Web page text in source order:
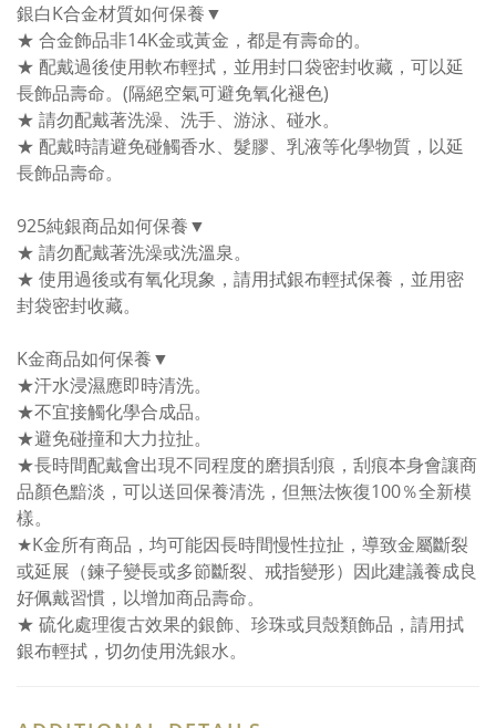
銀白K合金材質如何保養▼
★ 合金飾品非14K金或黃金，都是有壽命的。
★ 配戴過後使用軟布輕拭，並用封口袋密封收藏，可以延
長飾品壽命。(隔絕空氣可避免氧化褪色)
★ 請勿配戴著洗澡、洗手、游泳、碰水。
★ 配戴時請避免碰觸香水、髮膠、乳液等化學物質，以延
長飾品壽命。
925純銀商品如何保養▼
★ 請勿配戴著洗澡或洗溫泉。
★ 使用過後或有氧化現象，請用拭銀布輕拭保養，並用密
封袋密封收藏。
K金商品如何保養▼
★汗水浸濕應即時清洗。
★不宜接觸化學合成品。
★避免碰撞和大力拉扯。
★長時間配戴會出現不同程度的磨損刮痕，刮痕本身會讓商
品顏色黯淡，可以送回保養清洗，但無法恢復100％全新模
樣。
★K金所有商品，均可能因長時間慢性拉扯，導致金屬斷裂
或延展（鍊子變長或多節斷裂、戒指變形）因此建議養成良
好佩戴習慣，以增加商品壽命。
★ 硫化處理復古效果的銀飾、珍珠或貝殼類飾品，請用拭
銀布輕拭，切勿使用洗銀水。